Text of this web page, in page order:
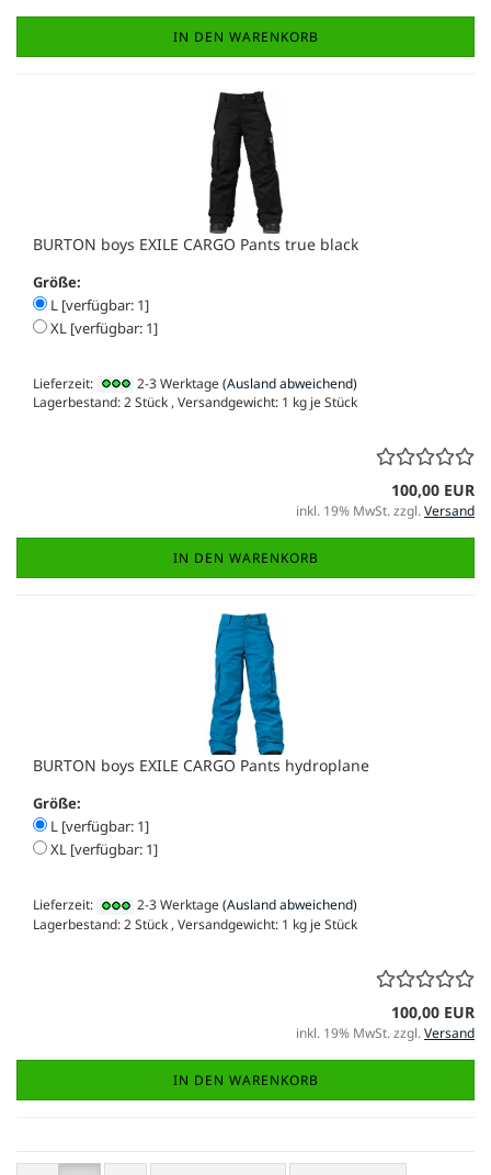
IN DEN WARENKORB
BURTON boys EXILE CARGO Pants true black
Größe:
L [verfügbar: 1]
XL [verfügbar: 1]
Lieferzeit: 2-3 Werktage(Ausland abweichend)
Lagerbestand: 2 Stück , Versandgewicht: 1 kg je Stück
100,00 EUR
inkl. 19% MwSt. zzgl.Versand
IN DEN WARENKORB
BURTON boys EXILE CARGO Pants hydroplane
Größe:
L [verfügbar: 1]
XL [verfügbar: 1]
Lieferzeit: 2-3 Werktage(Ausland abweichend)
Lagerbestand: 2 Stück , Versandgewicht: 1 kg je Stück
100,00 EUR
inkl. 19% MwSt. zzgl.Versand
IN DEN WARENKORB